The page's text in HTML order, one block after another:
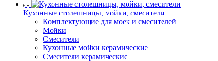
Кухонные столешницы, мойки, смесители
Комплектующие для моек и смесителей
Мойки
Смесители
Кухонные мойки керамические
Смесители керамические